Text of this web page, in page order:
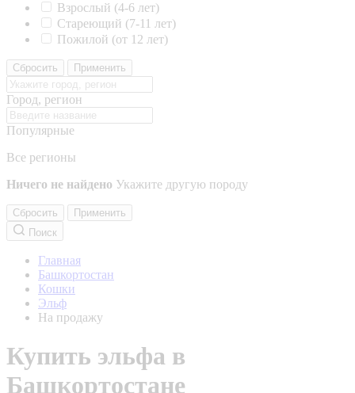
Взрослый (4-6 лет)
Стареющий (7-11 лет)
Пожилой (от 12 лет)
Сбросить Применить
Город, регион
Популярные
Все регионы
Ничего не найдено Укажите другую породу
Сбросить
Применить
Поиск
Главная
Башкортостан
Кошки
Эльф
На продажу
Купить эльфа в
Башкортостане